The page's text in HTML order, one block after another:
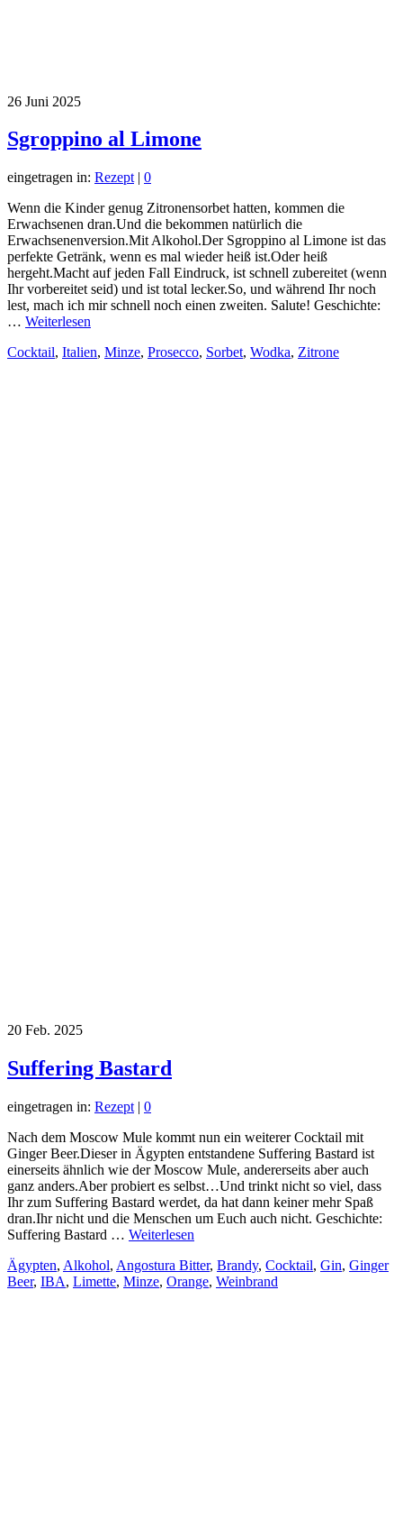
26 Juni 2025
Sgroppino al Limone
eingetragen in: Rezept | 0
Wenn die Kinder genug Zitronensorbet hatten, kommen die
Erwachsenen dran.Und die bekommen natürlich die
Erwachsenenversion.Mit Alkohol.Der Sgroppino al Limone ist das
perfekte Getränk, wenn es mal wieder heiß ist.Oder heiß
hergeht.Macht auf jeden Fall Eindruck, ist schnell zubereitet (wenn
Ihr vorbereitet seid) und ist total lecker.So, und während Ihr noch
lest, mach ich mir schnell noch einen zweiten. Salute! Geschichte:
… Weiterlesen
Cocktail, Italien, Minze, Prosecco, Sorbet, Wodka, Zitrone
20 Feb. 2025
Suffering Bastard
eingetragen in: Rezept | 0
Nach dem Moscow Mule kommt nun ein weiterer Cocktail mit
Ginger Beer.Dieser in Ägypten entstandene Suffering Bastard ist
einerseits ähnlich wie der Moscow Mule, andererseits aber auch
ganz anders.Aber probiert es selbst…Und trinkt nicht so viel, dass
Ihr zum Suffering Bastard werdet, da hat dann keiner mehr Spaß
dran.Ihr nicht und die Menschen um Euch auch nicht. Geschichte:
Suffering Bastard … Weiterlesen
Ägypten, Alkohol, Angostura Bitter, Brandy, Cocktail, Gin, Ginger
Beer, IBA, Limette, Minze, Orange, Weinbrand